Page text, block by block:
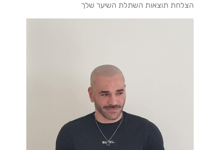
הצלחת תוצאות השתלת השיער שלך